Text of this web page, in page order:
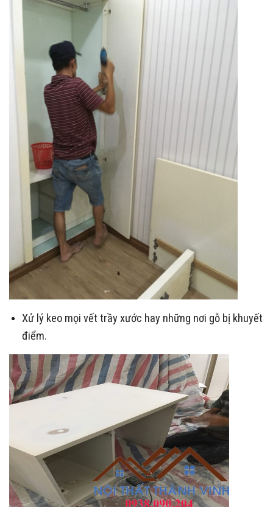
Xử lý keo mọi vết trầy xước hay những nơi gỗ bị khuyết
điểm.